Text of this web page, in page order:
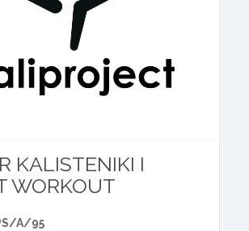
KALISTENIKI I
WORKOUT
A/95